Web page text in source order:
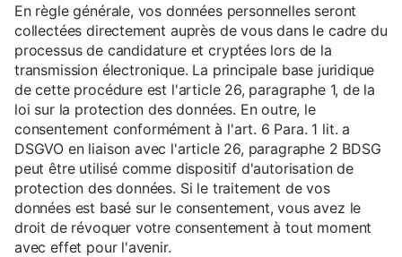
En règle générale, vos données personnelles seront
collectées directement auprès de vous dans le cadre du
processus de candidature et cryptées lors de la
transmission électronique. La principale base juridique
de cette procédure est l'article 26, paragraphe 1, de la
loi sur la protection des données. En outre, le
consentement conformément à l'art. 6 Para. 1 lit. a
DSGVO en liaison avec l'article 26, paragraphe 2 BDSG
peut être utilisé comme dispositif d'autorisation de
protection des données. Si le traitement de vos
données est basé sur le consentement, vous avez le
droit de révoquer votre consentement à tout moment
avec effet pour l'avenir.